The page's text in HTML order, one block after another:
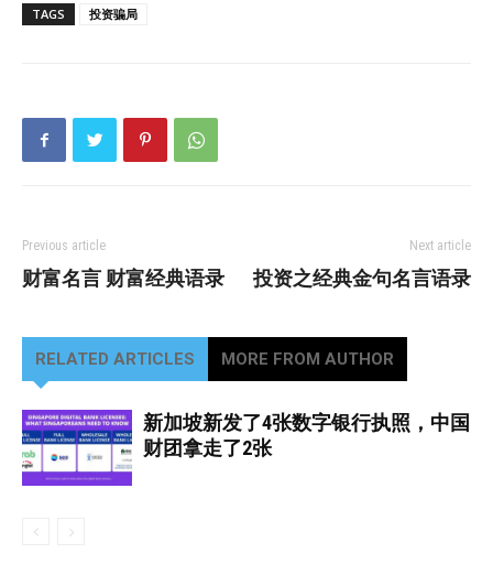
TAGS 投资骗局
Previous article
财富名言 财富经典语录
Next article
投资之经典金句名言语录
RELATED ARTICLES MORE FROM AUTHOR
新加坡新发了4张数字银行执照，中国
财团拿走了2张